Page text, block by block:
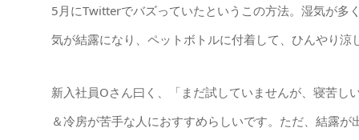
5月にTwitterでバズっていたというこの方法。湿気が多
気が結露になり、ペットボトルに付着して、ひんやり涼
新入社員Oさん曰く、「まだ試していませんが、寝苦
＆冷房が苦手な人におすすめらしいです。ただ、結露